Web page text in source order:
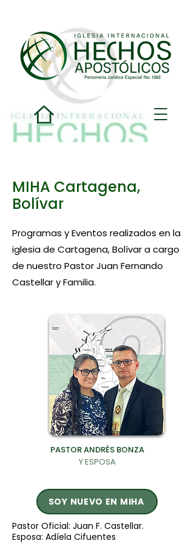
MIHA Cartagena,
Bolívar
Programas y Eventos realizados en la
iglesia de Cartagena, Bolívar a cargo
de nuestro Pastor Juan Fernando
Castellar y Familia.
PASTOR ANDRÉS BONZA
Y ESPOSA
SOY NUEVO EN MIHA
Pastor Oficial: Juan F. Castellar.
Esposa: Adíela Cifuentes